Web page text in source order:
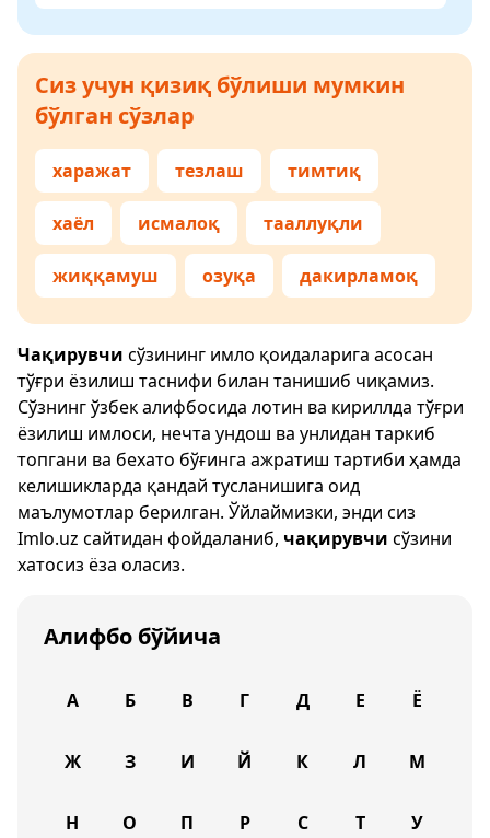
Сиз учун қизиқ бўлиши мумкин
бўлган сўзлар
харажат тезлаш тимтиқ
хаёл исмалоқ тааллуқли
жиққамуш озуқа дакирламоқ
Чақирувчи сўзининг имло қоидаларига асосан
тўғри ёзилиш таснифи билан танишиб чиқамиз.
Сўзнинг ўзбек алифбосида лотин ва кириллда тўғри
ёзилиш имлоси, нечта ундош ва унлидан таркиб
топгани ва бехато бўғинга ажратиш тартиби ҳамда
келишикларда қандай тусланишига оид
маълумотлар берилган. Ўйлаймизки, энди сиз
Imlo.uz сайтидан фойдаланиб, чақирувчи сўзини
хатосиз ёза оласиз.
Алифбо бўйича
А Б В Г Д Е Ё
Ж З И Й К Л М
Н О П Р С Т У